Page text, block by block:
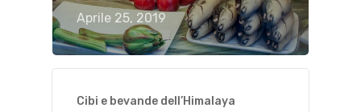
Aprile 25, 2019
Cibi e bevande dell’Himalaya